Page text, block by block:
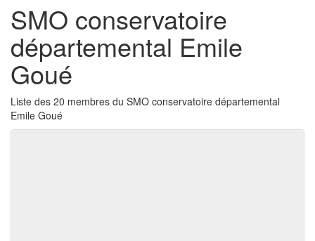
SMO conservatoire
départemental Emile
Goué
Liste des 20 membres du SMO conservatoire départemental
Emile Goué